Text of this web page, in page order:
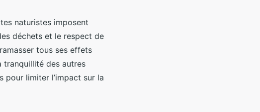
naturistes imposent
déchets et le respect de
tous ses effets
tranquillité des autres
pour limiter l’impact sur la